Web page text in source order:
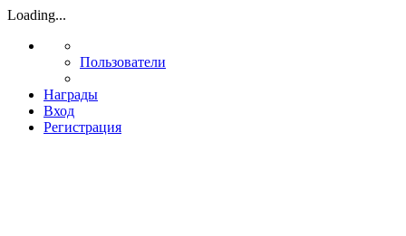
Loading...
Пользователи
Награды
Вход
Регистрация